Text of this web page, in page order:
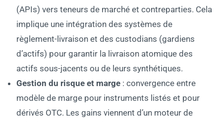
(APIs) vers teneurs de marché et contreparties. Cela
implique une intégration des systèmes de
règlement-livraison et des custodians (gardiens
d’actifs) pour garantir la livraison atomique des
actifs sous-jacents ou de leurs synthétiques.
Gestion du risque et marge : convergence entre
modèle de marge pour instruments listés et pour
dérivés OTC. Les gains viennent d’un moteur de